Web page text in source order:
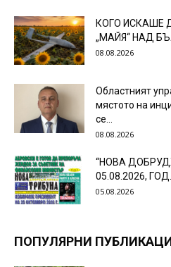
КОГО ИСКАШЕ
„МАЙЯ“ НАД
08.08.2026
Областният
мястото на
се...
08.08.2026
“НОВА
05.08.2026,
05.08.2026
ПОПУЛЯРНИ